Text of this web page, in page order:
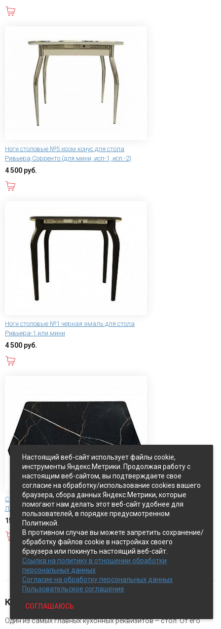
Ноги столовые №5 хром конус для стола
Ривьера,Сорренто (для мини, исп-1, исп.-2)
4 500 руб.
Ноги столовые №1 черная эмаль для стола
Ривьера-1 или мини
4 500 руб.
Столешница БЕЗ НОЖЕК Бари h 85 черный
ЛДСП
15 000 руб.
В корзину
Показать ещё
Купить стол на кухню с выгодой
Один из самых главных кухонных реквизитов – стол. От его
Настоящий веб-сайт использует файлы cookie,
инструменты Яндекс.Метрики. Продолжая работу с
настоящим веб-сайтом, вы подтверждаете свое
согласие на обработку/использование cookies вашего
браузера, сбора данных Яндекс.Метрики, которые
помогают нам делать этот веб-сайт удобнее для
пользователей, в порядке предусмотренном
Политикой.
В противном случае вы можете запретить сохранение/
обработку файлов cookie в настройках своего
браузера или покинуть настоящий веб-сайт.
Ссылка на политику в отношении обработки
персональных данных
Согласие на обработку персональных данных
Пользовательское соглашение
СОГЛАШАЮСЬ